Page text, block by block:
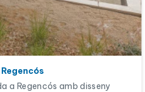
a Regencós amb disseny